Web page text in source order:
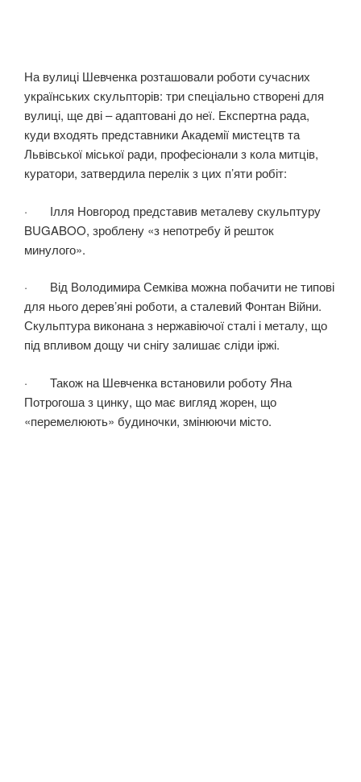
На вулиці Шевченка розташовали роботи сучасних
українських скульпторів: три спеціально створені для
вулиці, ще дві – адаптовані до неї. Експертна рада,
куди входять представники Академії мистецтв та
Львівської міської ради, професіонали з кола митців,
куратори, затвердила перелік з цих п’яти робіт:
· Ілля Новгород представив металеву скульптуру
BUGABOO, зроблену «з непотребу й решток
минулого».
· Від Володимира Семківа можна побачити не типові
для нього деревʼяні роботи, а сталевий Фонтан Війни.
Скульптура виконана з нержавіючої сталі і металу, що
під впливом дощу чи снігу залишає сліди іржі.
· Також на Шевченка встановили роботу Яна
Потрогоша з цинку, що має вигляд жорен, що
«перемелюють» будиночки, змінюючи місто.